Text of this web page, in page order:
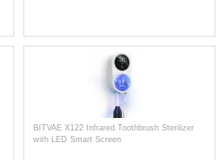
BITVAE X122 Infrared Toothbrush Sterilizer
with LED Smart Screen